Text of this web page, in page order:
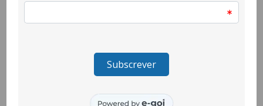
género; fornecer dados estatísticos nacionais sobre violência
intervenção diária do Gabinete de Apoio a Vítimas de Violência
Doméstica e de Género e da Resposta de Apoio Psicológico e